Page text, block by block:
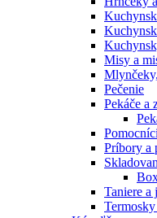
Misy a
Pečenie
Pekáče a
Príbory a
Taniere a